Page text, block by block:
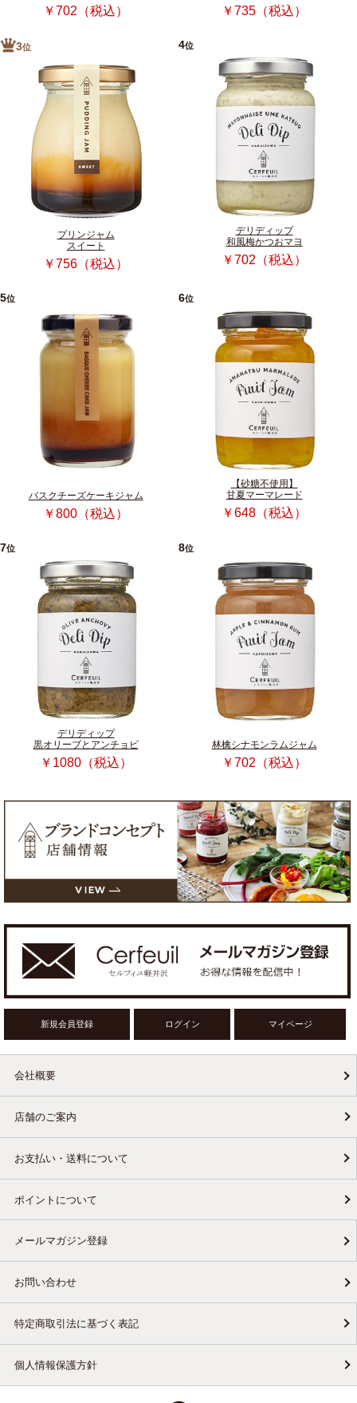
￥702（税込） ￥735（税込）
3位
プリンジャム
スイート
￥756（税込）
4位
デリディップ
和風梅かつおマヨ
￥702（税込）
5位
バスクチーズケーキジャム
￥800（税込）
6位
【砂糖不使用】
甘夏マーマレード
￥648（税込）
7位
デリディップ
黒オリーブとアンチョビ
￥1080（税込）
8位
林檎シナモンラムジャム
￥702（税込）
新規会員登録 ログイン マイページ
会社概要
店舗のご案内
お支払い・送料について
ポイントについて
メールマガジン登録
お問い合わせ
特定商取引法に基づく表記
個人情報保護方針